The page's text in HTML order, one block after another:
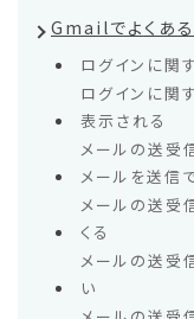
Gmailでよくあ
ログインに関
ログインに関
表示される
メールの送受
メールを送信
メールの送受
くる
メールの送受
い